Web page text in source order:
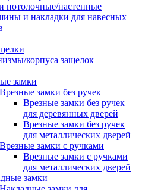
потолочные/настенные
и накладки для навесных
корпуса защелок
замки
Врезные замки без ручек
Врезные замки без ручек
для деревянных дверей
Врезные замки без ручек
для металлических дверей
Врезные замки с ручками
Врезные замки с ручками
для металлических дверей
замки